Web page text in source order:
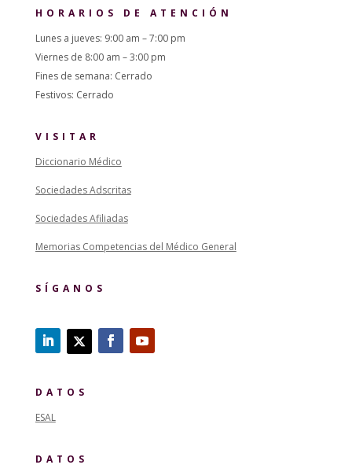
HORARIOS DE ATENCIÓN
Lunes a jueves: 9:00 am – 7:00 pm
Viernes de 8:00 am – 3:00 pm
Fines de semana: Cerrado
Festivos: Cerrado
VISITAR
Diccionario Médico
Sociedades Adscritas
Sociedades Afiliadas
Memorias Competencias del Médico General
SÍGANOS
DATOS
ESAL
DATOS